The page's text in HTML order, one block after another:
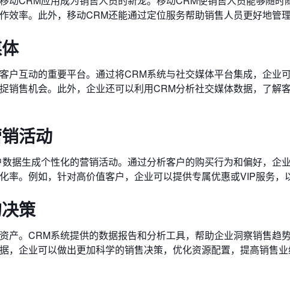
效率。此外，移动CRM还能通过定位服务帮助销售人员更好地管
户互动的重要平台。通过将CRM系统与社交媒体平台集成，企业
销售机会。此外，企业还可以利用CRM分析社交媒体数据，了解
活动
据生成个性化的营销活动。通过分析客户的购买行为和偏好，企
率。例如，针对高价值客户，企业可以提供专属优惠或VIP服务，
策
产。CRM系统提供的数据报告和分析工具，帮助企业洞察销售趋
，企业可以做出更加科学的销售决策，优化资源配置，提高销售业